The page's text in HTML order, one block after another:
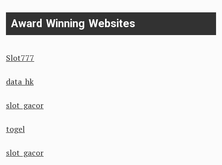
Award Winning Websites
Slot777
data hk
slot gacor
togel
slot gacor